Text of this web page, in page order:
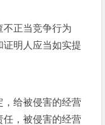
正当竞争行为
证明人应当如实提
给被侵害的经营
任，被侵害的经营